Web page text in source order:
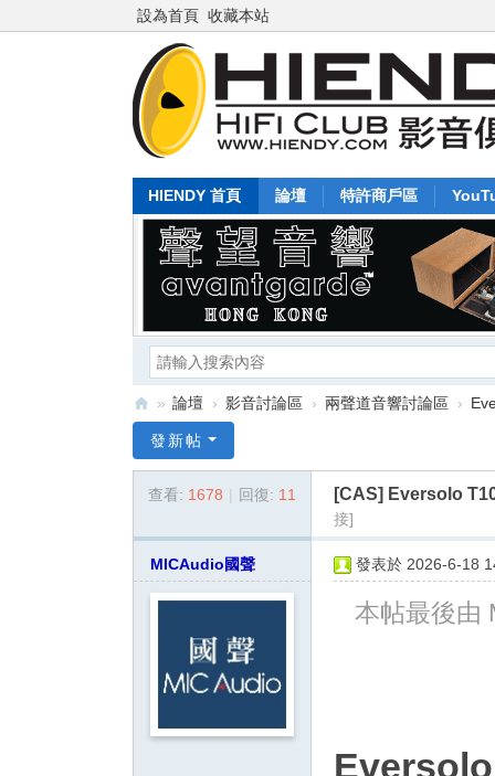
設為首頁 收藏本站
HIENDY 首頁 論壇 特許商戶區
en
dy
» 論壇 › 影音討論區 › 兩聲道音響討論區 ›
發新帖
查看: 1678 | 回復: 11 [CAS] Eversolo
接]
MICAudio國聲 發表於 2026-6-18
本帖最後由